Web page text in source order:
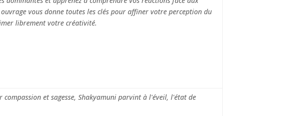
vous donne toutes les clés pour affiner votre perception du
librement votre créativité.
et sagesse, Shakyamuni parvint à l'éveil, l'état de